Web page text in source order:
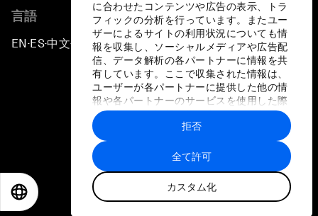
に合わせたコンテンツや広告の表示、トラ
フィックの分析を行っています。またユー
ザーによるサイトの利用状況についても情
報を収集し、ソーシャルメディアや広告配
信、データ解析の各パートナーに情報を共
有しています。ここで収集された情報は、
ユーザーが各パートナーに提供した他の情
報や各パートナーのサービスを使用した際
に収集された情報と組み合わされ、各パー
トナーによって使用されることがありま
す。
全て許可
カスタム化
拒否
言語
EN ▪ES▪中文▪ 日本語
プライバシーポリシーと利用規約
サイトマップ
©
世界経済フォーラム